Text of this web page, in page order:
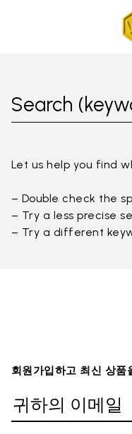
Search
Let us help you find
– Double check the
– Try a less precise
– Try a different
회원가입하고 최신 상품